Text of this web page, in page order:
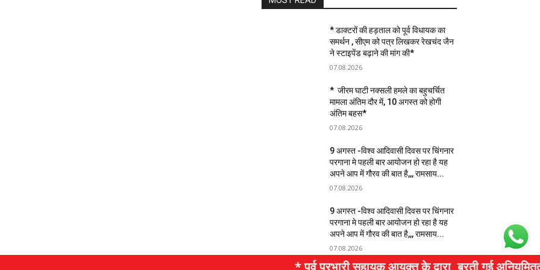
* डाक्टरों की हड़ताल को पूर्व विधायक का
समर्थन , सीएम को पत्र लिखकर रेखचंद जैन
ने स्टाइपेंड बढ़ाने की मांग की*
07.08.2026
* जीरम घाटी नक्सली हमले का बहुचर्चित
मामला अंतिम दौर में, 10 अगस्त को होगी
अंतिम बहस*
07.08.2026
9 अगस्त -विश्व आदिवासी दिवस पर चिंगनार
परगाना मे पहली बार आयोजन हो रहा है यह
अपने आप में गौरव की बात है,,, रामसाय...
07.08.2026
9 अगस्त -विश्व आदिवासी दिवस पर चिंगनार
परगाना मे पहली बार आयोजन हो रहा है यह
अपने आप में गौरव की बात है,,, रामसाय...
07.08.2026
WhatsApp Share
* पूर्व प्रभारी सहायक आयुक्त के द्वारा, बरती गई